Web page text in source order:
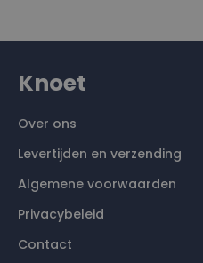
Knoet
Over ons
Levertijden en verzending
Algemene voorwaarden
Privacybeleid
Contact